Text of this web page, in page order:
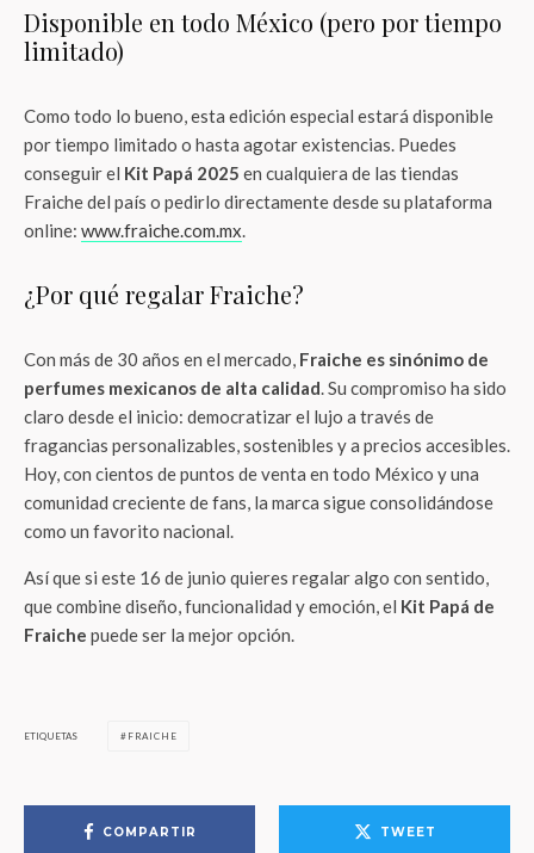
Disponible en todo México (pero por tiempo
limitado)
Como todo lo bueno, esta edición especial estará disponible
por tiempo limitado o hasta agotar existencias. Puedes
conseguir el Kit Papá 2025 en cualquiera de las tiendas
Fraiche del país o pedirlo directamente desde su plataforma
online: www.fraiche.com.mx.
¿Por qué regalar Fraiche?
Con más de 30 años en el mercado, Fraiche es sinónimo de
perfumes mexicanos de alta calidad. Su compromiso ha sido
claro desde el inicio: democratizar el lujo a través de
fragancias personalizables, sostenibles y a precios accesibles.
Hoy, con cientos de puntos de venta en todo México y una
comunidad creciente de fans, la marca sigue consolidándose
como un favorito nacional.
Así que si este 16 de junio quieres regalar algo con sentido,
que combine diseño, funcionalidad y emoción, el Kit Papá de
Fraiche puede ser la mejor opción.
ETIQUETAS FRAICHE
COMPARTIR TWEET